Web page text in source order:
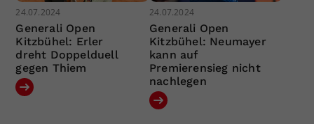
24.07.2024
Generali Open
Kitzbühel: Erler
dreht Doppelduell
gegen Thiem
24.07.2024
Generali Open
Kitzbühel: Neumayer
kann auf
Premierensieg nicht
nachlegen